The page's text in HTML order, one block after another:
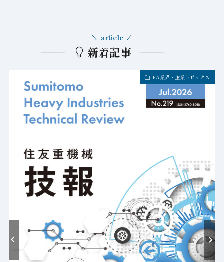
新着記事
article
FA業界・企業トピックス